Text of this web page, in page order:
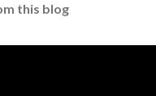
this blog